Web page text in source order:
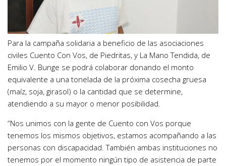
Para la campaña solidaria a beneficio de las asociaciones
civiles Cuento Con Vos, de Piedritas, y La Mano Tendida, de
Emilio V. Bunge se podrá colaborar donando el monto
equivalente a una tonelada de la próxima cosecha gruesa
(maíz, soja, girasol) o la cantidad que se determine,
atendiendo a su mayor o menor posibilidad.
“Nos unimos con la gente de Cuento con Vos porque
tenemos los mismos objetivos, estamos acompañando a las
personas con discapacidad. También ambas instituciones no
tenemos por el momento ningún tipo de asistencia de parte